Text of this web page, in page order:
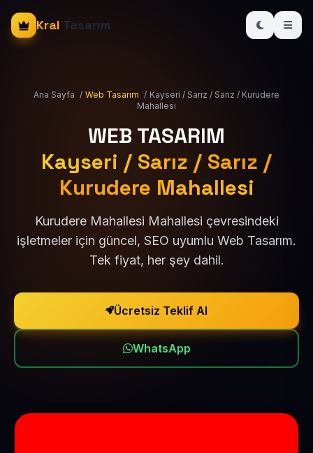
Kral Tasarım
Ana Sayfa / Web Tasarım / Kayseri / Sarız / Sarız / Kurudere
Mahallesi
WEB TASARIM
Kayseri / Sarız / Sarız /
Kurudere Mahallesi
Kurudere Mahallesi Mahallesi çevresindeki
işletmeler için güncel, SEO uyumlu Web Tasarım.
Tek fiyat, her şey dahil.
Ücretsiz Teklif Al
WhatsApp